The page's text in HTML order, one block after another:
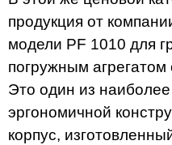
продукция от
модели PF 1010 для
погружным
Это один из
эргономичной
корпус,